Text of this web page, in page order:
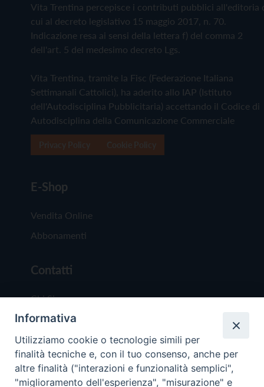
Vita Trentina percepisce i contributi pubblici all'editoria
cui al decreto legislativo 15 maggio 2017, n. 70.
Indicazione resa ai sensi della lettera f) del comma 2
dell'art. 5 del medesimo decreto Lgs.
Vita Trentina, tramite la Fisc (Federazione Italiana
Settimanali Cattolici), ha aderito allo IAP (Istituto
dell'Autodisciplina Pubblicitaria) accettando il Codice di
Autodisciplina della Comunicazione Commerciale
E-Shop
Vendita Online
Abbonamenti
Contatti
Chi Siamo
Redazione
Scrivici
Informativa
Utilizziamo cookie o tecnologie simili per
finalità tecniche e, con il tuo consenso, anche per
altre finalità ("interazioni e funzionalità semplici",
"miglioramento dell'esperienza", "misurazione" e